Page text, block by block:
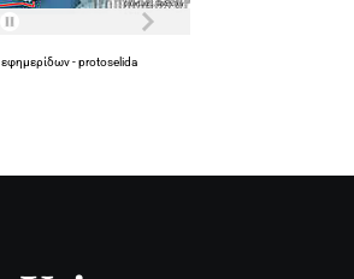
εφημερίδων-protoselida